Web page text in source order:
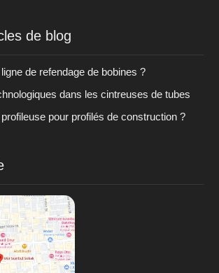
de blog
de refendage de bobines ?
dans les cintreuses de tubes
pour profilés de construction ?